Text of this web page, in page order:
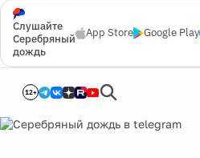
Слушайте
Серебряный
дождь
App Store Google Play
12+